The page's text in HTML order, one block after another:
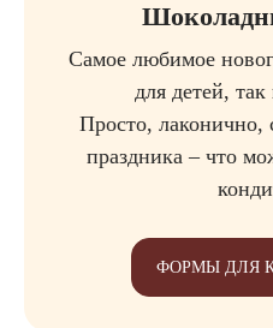
Самое любимое
для детей,
Просто, лаконично,
праздника – что
ФОРМЫ ДЛЯ